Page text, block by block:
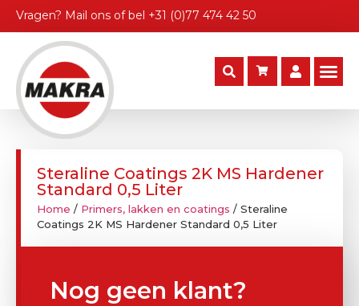
Vragen? Mail ons of bel +31 (0)77 474 42 50
Steraline Coatings 2K MS Hardener
Standard 0,5 Liter
Home / Primers, lakken en coatings / Steraline
Coatings 2K MS Hardener Standard 0,5 Liter
Nog geen klant?